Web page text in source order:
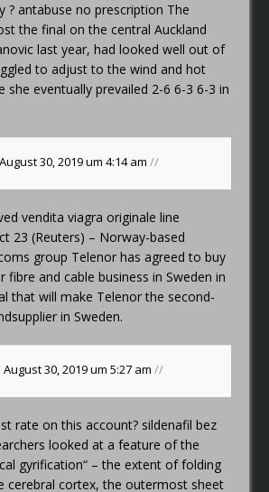
?antabuse no prescription The
the final on the central Auckland
last year, had looked well out of
to adjust to the wind and hot
she eventually prevailed 2-6 6-3 6-3 in
August 30, 2019 um 4:14 am//
vendita viagra originale line
23 (Reuters) – Norway-based
group Telenor has agreed to buy
fibre and cable business in Sweden in
that will make Telenor the second-
in Sweden.
August 30, 2019 um 5:27 am//
rate on this account? sildenafil bez
looked at a feature of the
gyrification“ – the extent of folding
cerebral cortex, the outermost sheet